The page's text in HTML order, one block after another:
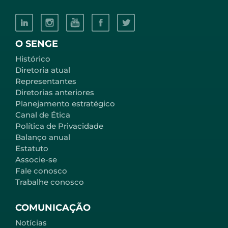
O SENGE
Histórico
Diretoria atual
Representantes
Diretorias anteriores
Planejamento estratégico
Canal de Ética
Política de Privacidade
Balanço anual
Estatuto
Associe-se
Fale conosco
Trabalhe conosco
COMUNICAÇÃO
Notícias